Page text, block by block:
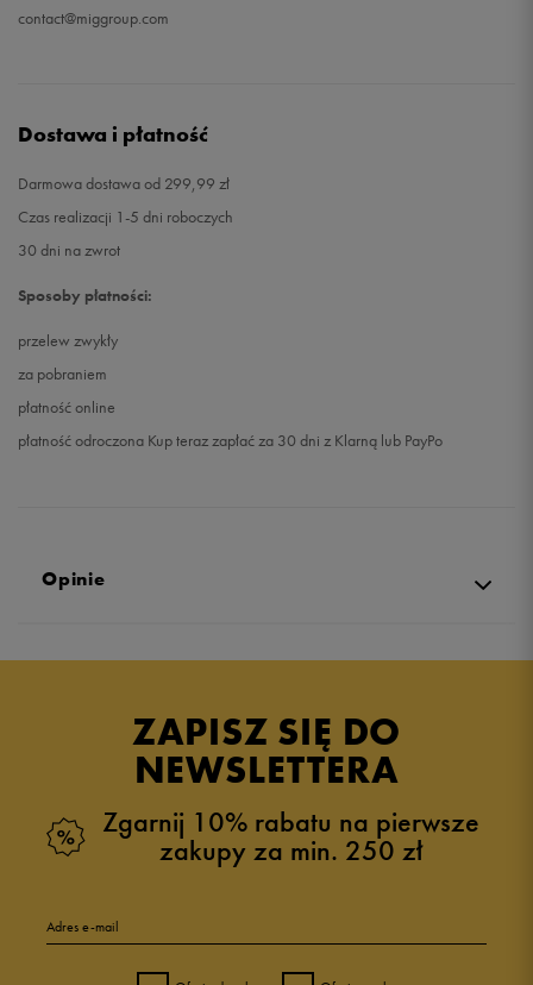
contact@miggroup.com
Dostawa i płatność
Darmowa dostawa od 299,99 zł
Czas realizacji 1-5 dni roboczych
30 dni na zwrot
Sposoby płatności:
przelew zwykły
za pobraniem
płatność online
płatność odroczona Kup teraz zapłać za 30 dni z Klarną lub PayPo
Opinie
ZAPISZ SIĘ DO
NEWSLETTERA
Zgarnij 10% rabatu na pierwsze
zakupy za min. 250 zł
Adres e-mail